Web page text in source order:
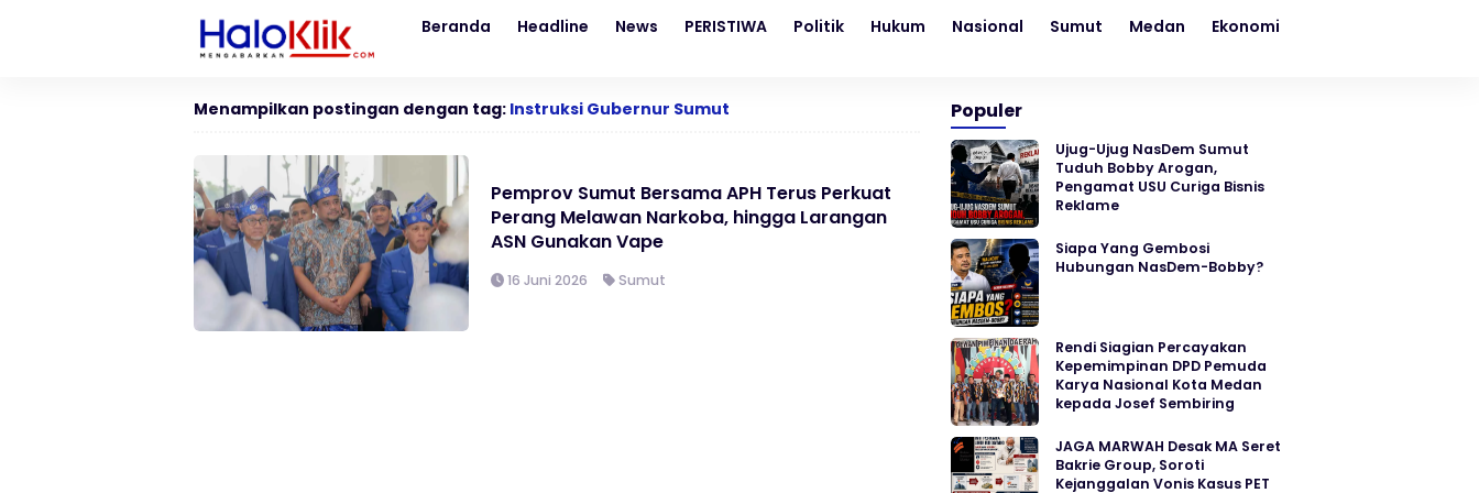
Beranda Headline News PERISTIWA Politik Hukum Nasional Sumut Medan Ekonomi
Menampilkan postingan dengan tag: Instruksi Gubernur Sumut
Pemprov Sumut Bersama APH Terus Perkuat
Perang Melawan Narkoba, hingga Larangan
ASN Gunakan Vape
16 Juni 2026 Sumut
Populer
Ujug-Ujug NasDem Sumut
Tuduh Bobby Arogan,
Pengamat USU Curiga Bisnis
Reklame
Siapa Yang Gembosi
Hubungan NasDem-Bobby?
Rendi Siagian Percayakan
Kepemimpinan DPD Pemuda
Karya Nasional Kota Medan
kepada Josef Sembiring
JAGA MARWAH Desak MA Seret
Bakrie Group, Soroti
Kejanggalan Vonis Kasus PET